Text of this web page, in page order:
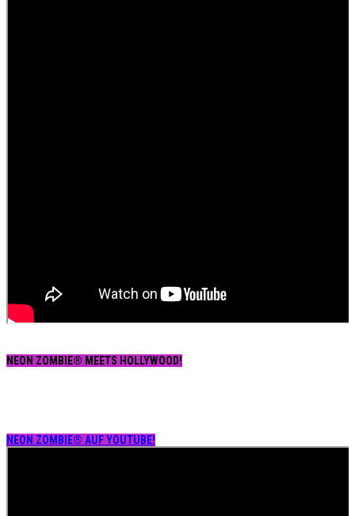
NEON ZOMBIE® MEETS HOLLYWOOD!
NEON ZOMBIE® AUF YOUTUBE!